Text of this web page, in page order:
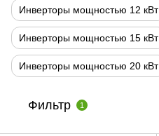
Инверторы мощностью 12 кВт
Инверторы мощностью 15 кВт
Инверторы мощностью 20 кВт
Фильтр 1